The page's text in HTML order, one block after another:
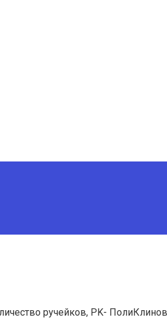
ручейков, PK-